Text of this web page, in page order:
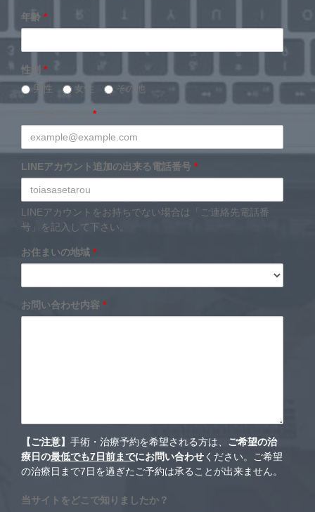
年齢 *
性別 *
男性
女性 その他
*
LINEアカウント追加の出来る電話番号 *
LINEアカウントをお持ちでない場合は「ご連絡先電話番
号」を記入して下さい。
お住まいの地域 *
お問い合わせ内容 *
【ご注意】 手術・治療予約を希望される方は、 ご希望の治
療日の最低でも7日前までにお問い合わせください。ご希望
の治療日まで7日を過ぎたご予約は承ることが出来ません。
当サイトをどこで知りましたか？